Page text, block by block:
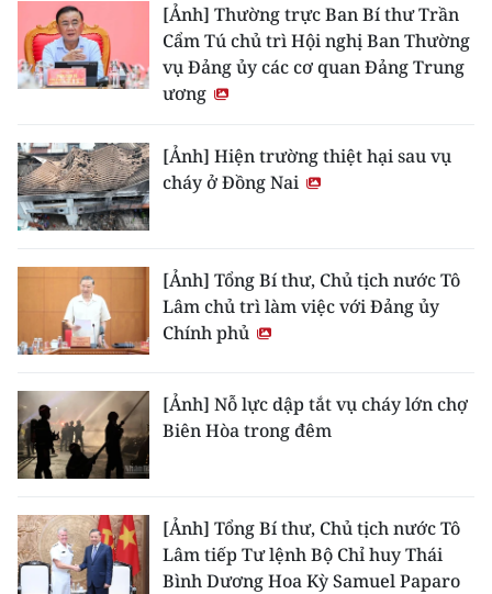
[Ảnh] Thường trực Ban Bí thư Trần
Cẩm Tú chủ trì Hội nghị Ban Thường
vụ Đảng ủy các cơ quan Đảng Trung
ương
[Ảnh] Hiện trường thiệt hại sau vụ
cháy ở Đồng Nai
[Ảnh] Tổng Bí thư, Chủ tịch nước Tô
Lâm chủ trì làm việc với Đảng ủy
Chính phủ
[Ảnh] Nỗ lực dập tắt vụ cháy lớn chợ
Biên Hòa trong đêm
[Ảnh] Tổng Bí thư, Chủ tịch nước Tô
Lâm tiếp Tư lệnh Bộ Chỉ huy Thái
Bình Dương Hoa Kỳ Samuel Paparo